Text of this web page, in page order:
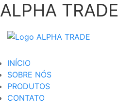
ALPHA TRADE
INÍCIO
SOBRE NÓS
PRODUTOS
CONTATO